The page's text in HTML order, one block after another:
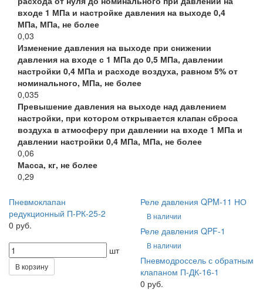
входе 1 МПа и настройке давления на выходе 0,4
МПа, МПа, не более
0,03
Изменение давления на выходе при снижении
давления на входе с 1 МПа до 0,5 МПа, давлении
настройки 0,4 МПа и расходе воздуха, равном 5% от
номинального, МПа, не более
0,035
Превышение давления на выходе над давлением
настройки, при котором открывается клапан сброса
воздуха в атмосферу при давлении на входе 1 МПа и
давлении настройки 0,4 МПа, МПа, не более
0,06
Масса, кг, не более
0,29
Пневмоклапан
редукционный П-РК-25-2
0 руб.
шт
В корзину
Реле давления QPM-11 НО
В наличии
Реле давления QPF-1
В наличии
Пневмодроссель с обратным
клапаном П-ДК-16-1
0 руб.